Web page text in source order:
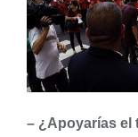
– ¿Apoyarías el